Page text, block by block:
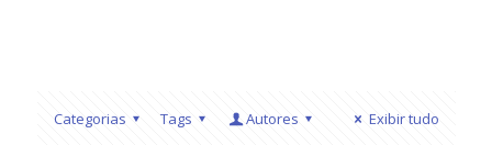
Categorias Tags Autores Exibir tudo